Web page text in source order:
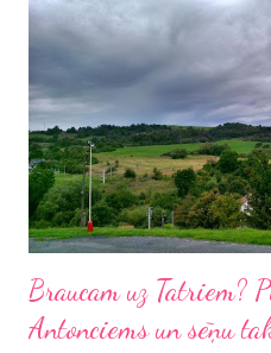
Braucam uz Tatriem?
Antonciems un sēņu